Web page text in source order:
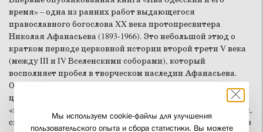
время» – одна из ранних работ выдающегося
православного богослова XX века протопресвитера
Николая Афанасьева (1893-1966). Это небольшой этюд о
кратком периоде церковной истории второй трети V века
(между III и IV Вселенскими соборами), который
восполняет пробел в творческом наследии Афанасьева.
Однако эта работа имеет и самостоятельную научную
ценность, поскольку сам отец Николай называл себя
«историком, и почти исключительно историком». События,
связанные с христологической полемикой, подаются через
Мы используем cookie-файлы для улучшения
пользовательского опыта и сбора статистики. Вы можете